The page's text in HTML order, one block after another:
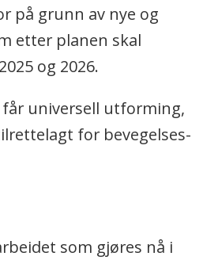
på grunn av nye og
etter planen skal
og 2026.
får universell utforming,
for bevegelses-
som gjøres nå i